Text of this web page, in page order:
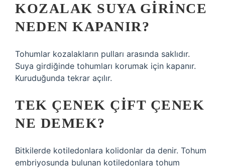
KOZALAK SUYA GIRINCE
NEDEN KAPANIR?
Tohumlar kozalakların pulları arasında saklıdır.
Suya girdiğinde tohumları korumak için kapanır.
Kuruduğunda tekrar açılır.
TEK ÇENEK ÇIFT ÇENEK
NE DEMEK?
Bitkilerde kotiledonlara kolidonlar da denir. Tohum
embriyosunda bulunan kotiledonlara tohum